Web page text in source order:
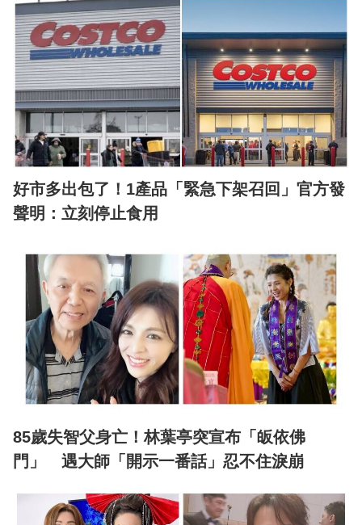
好市多出包了！1產品「緊急下架召回」官方發
聲明：立刻停止食用
85歲失智父身亡！林葉亭突宣布「皈依佛
門」 遇大師「開示一番話」忍不住淚崩